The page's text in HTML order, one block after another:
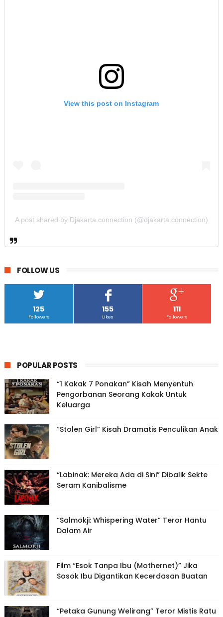
View this post on Instagram
A post shared by Djakarta.connection (@djakarta.connection)
FOLLOW US
125
Followers
155
Likes
111
Followers
POPULAR POSTS
“1 Kakak 7 Ponakan” Kisah Menyentuh
Pengorbanan Seorang Kakak Untuk
Keluarga
“Stolen Girl” Kisah Dramatis Penculikan Anak
“Labinak: Mereka Ada di Sini” Dibalik Sekte
Seram Kanibalisme
“Salmokji: Whispering Water” Teror Hantu
Dalam Air
Film “Esok Tanpa Ibu (Mothernet)” Jika
Sosok Ibu Digantikan Kecerdasan Buatan
“Petaka Gunung Welirang” Teror Mistis Ratu